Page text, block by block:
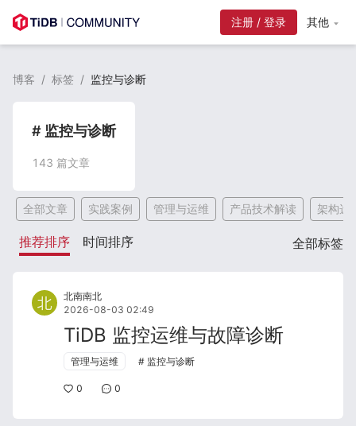
注册 / 登录 其他
博客 / 标签 / 监控与诊断
# 监控与诊断
143 篇文章
全部文章 实践案例 管理与运维 产品技术解读 架构选
推荐排序 时间排序 全部标签
北南南北
2026-08-03 02:49
TiDB 监控运维与故障诊断
管理与运维 监控与诊断
0 0